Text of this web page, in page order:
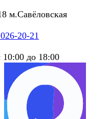
м.Савёловская
до 18:00